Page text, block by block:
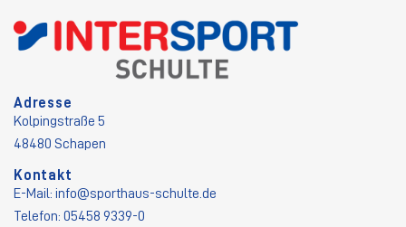
Adresse
Kolpingstraße 5
48480 Schapen
Kontakt
E-Mail: info@sporthaus-schulte.de
Telefon: 05458 9339-0